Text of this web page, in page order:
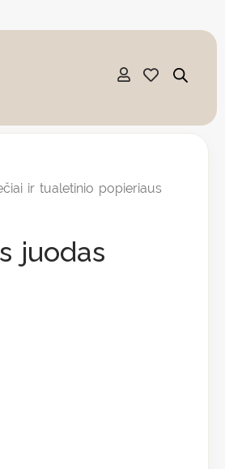
ir tualetinio popieriaus
juodas